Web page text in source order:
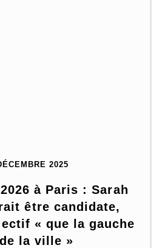
2025
à Paris : Sarah
être candidate,
« que la gauche
la ville »